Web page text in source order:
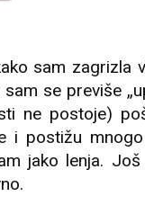
sam zagrizla
se previše
ne postoje)
i postižu
jako lenja. Još